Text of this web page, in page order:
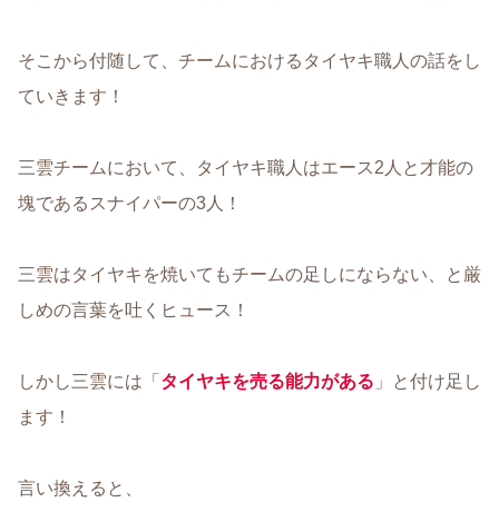
そこから付随して、チームにおけるタイヤキ職人の話をし
ていきます！
三雲チームにおいて、タイヤキ職人はエース2人と才能の
塊であるスナイパーの3人！
三雲はタイヤキを焼いてもチームの足しにならない、と厳
しめの言葉を吐くヒュース！
しかし三雲には「 タイヤキを売る能力がある 」と付け足し
ます！
言い換えると、